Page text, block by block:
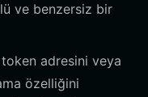
ve benzersiz bir
adresini veya
özelliğini